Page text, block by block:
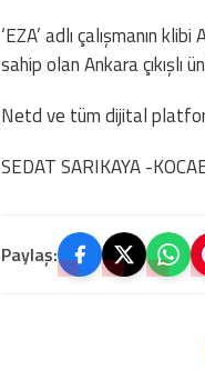
‘EZA’ adlı çalışmanın
sahip olan Ankara çıkışlı
Netd ve tüm dijital
SEDAT SARIKAYA -
Paylaş: